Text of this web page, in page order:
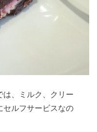
は、ミルク、クリー
セルフサービスなの